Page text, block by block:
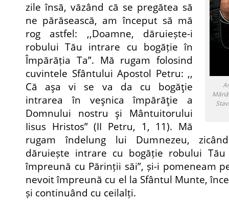
zile însă, văzând că se pregătea să
ne părăsească, am început să mă
rog astfel: ,,Doamne, dăruiește-i
robului Tău intrare cu bogăție în
Împărăția Ta”. Mă rugam folosind
cuvintele Sfântului Apostol Petru: ,,
Că aşa vi se va da cu bogăţie
intrarea în veşnica împărăţie a
Domnului nostru şi Mântuitorului
Iisus Hristos” (II Petru, 1, 11). Mă
rugam îndelung lui Dumnezeu,
dăruiește intrare cu bogăție robului
împreună cu Părinții săi”, și-i pomeneam
nevoit împreună cu el la Sfântul Munte,
și continuând cu ceilalți.